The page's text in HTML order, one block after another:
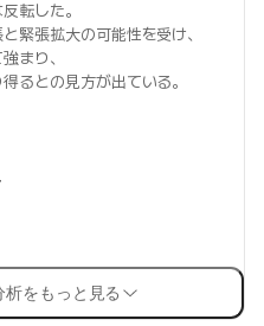
転した。
緊張拡大の可能性を受け、
まり、
るとの見方が出ている。
をもっと見る